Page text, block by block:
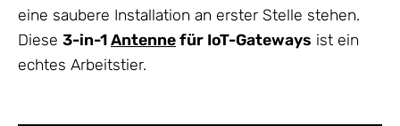
eine saubere Installation an erster Stelle stehen.
Diese 3-in-1 Antenne für IoT-Gateways ist ein
echtes Arbeitstier.